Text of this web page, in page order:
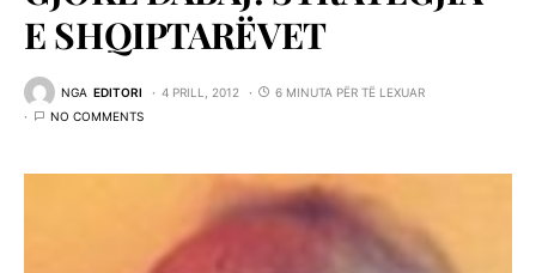
E SHQIPTARËVET
NGA EDITORI 4 PRILL, 2012
6 MINUTA PËR TË LEXUAR
NO COMMENTS